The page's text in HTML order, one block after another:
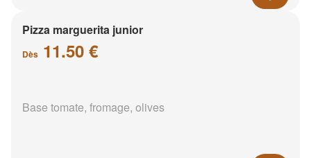
Pizza marguerita junior
Dès 11.50 €
Base tomate, fromage, olives